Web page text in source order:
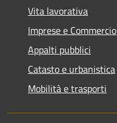
Vita lavorativa
Imprese e Commercio
Appalti pubblici
Catasto e urbanistica
Mobilità e trasporti